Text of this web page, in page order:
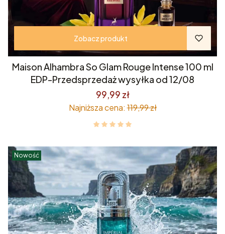
Zobacz produkt
Maison Alhambra So Glam Rouge Intense 100 ml
EDP-Przedsprzedaż wysyłka od 12/08
99,99 zł
Najniższa cena: 119,99 zł
Nowość